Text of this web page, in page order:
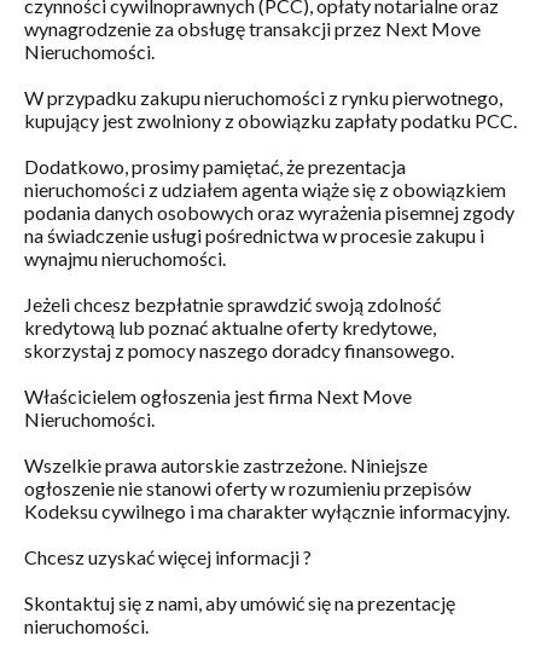
czynności cywilnoprawnych (PCC), opłaty notarialne oraz
wynagrodzenie za obsługę transakcji przez Next Move
Nieruchomości.
W przypadku zakupu nieruchomości z rynku pierwotnego,
kupujący jest zwolniony z obowiązku zapłaty podatku PCC.
Dodatkowo, prosimy pamiętać, że prezentacja
nieruchomości z udziałem agenta wiąże się z obowiązkiem
podania danych osobowych oraz wyrażenia pisemnej zgody
na świadczenie usługi pośrednictwa w procesie zakupu i
wynajmu nieruchomości.
Jeżeli chcesz bezpłatnie sprawdzić swoją zdolność
kredytową lub poznać aktualne oferty kredytowe,
skorzystaj z pomocy naszego doradcy finansowego.
Właścicielem ogłoszenia jest firma Next Move
Nieruchomości.
Wszelkie prawa autorskie zastrzeżone. Niniejsze
ogłoszenie nie stanowi oferty w rozumieniu przepisów
Kodeksu cywilnego i ma charakter wyłącznie informacyjny.
Chcesz uzyskać więcej informacji ?
Skontaktuj się z nami, aby umówić się na prezentację
nieruchomości.